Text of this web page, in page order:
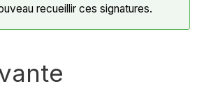
recueillir ces signatures.